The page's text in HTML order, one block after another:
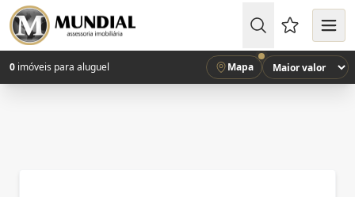
Favoritos
0 imóveis para aluguel Mapa